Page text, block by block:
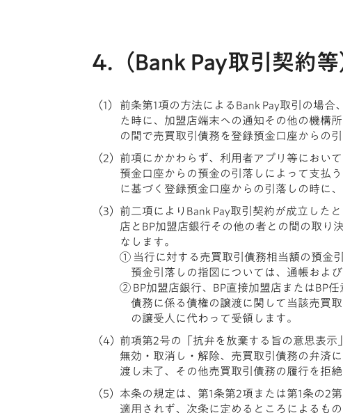
4.（Bank Pay取引契約等
前条第1項の方法によるBank Pay取引の場
た時に、加盟店端末への通知その他の機構
の間で売買取引債務を登録預金口座からの
前項にかかわらず、利用者アプリ等におい
預金口座からの預金の引落しによって支払
に基づく登録預金口座からの引落しの時に
前二項によりBank Pay取引契約が成立した
店とBP加盟店銀行その他の者との間の取り
なします。
① 当行に対する売買取引債務相当額の預金
預金引落しの指図については、通帳およ
② BP加盟店銀行、BP直接加盟店またはBP
債務に係る債権の譲渡に関して当該売買
の譲受人に代わって受領します。
前項第2号の「抗弁を放棄する旨の意思表
無効・取消し・解除、売買取引債務の弁済
渡し未了、その他売買取引債務の履行を拒
本条の規定は、第1条第2項または第1条の2
適用されず、次条に定めるところによるもの